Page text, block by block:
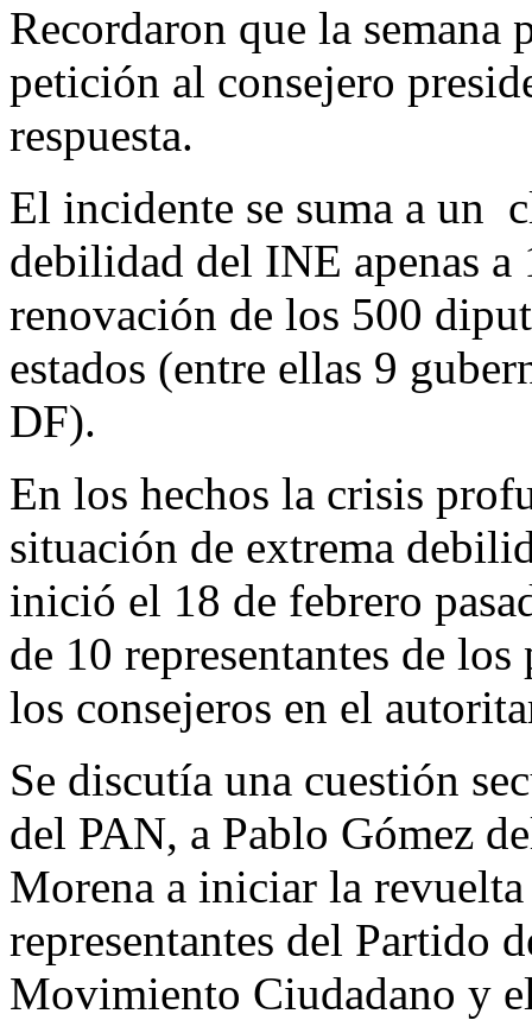
Recordaron que la semana
petición al consejero
respuesta.
El incidente se suma a un
debilidad del INE apenas a
renovación de los 500
estados (entre ellas 9
DF).
En los hechos la crisis
situación de extrema
inició el 18 de febrero
de 10 representantes de
los consejeros en el
Se discutía una cuestión
del PAN, a Pablo Gómez
Morena a iniciar la
representantes del Partido
Movimiento Ciudadano y